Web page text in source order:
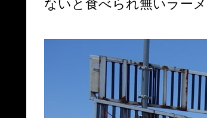
ないと食べられ無いラー